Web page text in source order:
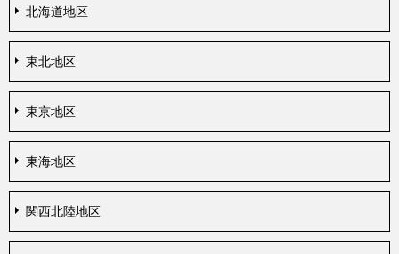
北海道地区
東北地区
東京地区
東海地区
関西北陸地区